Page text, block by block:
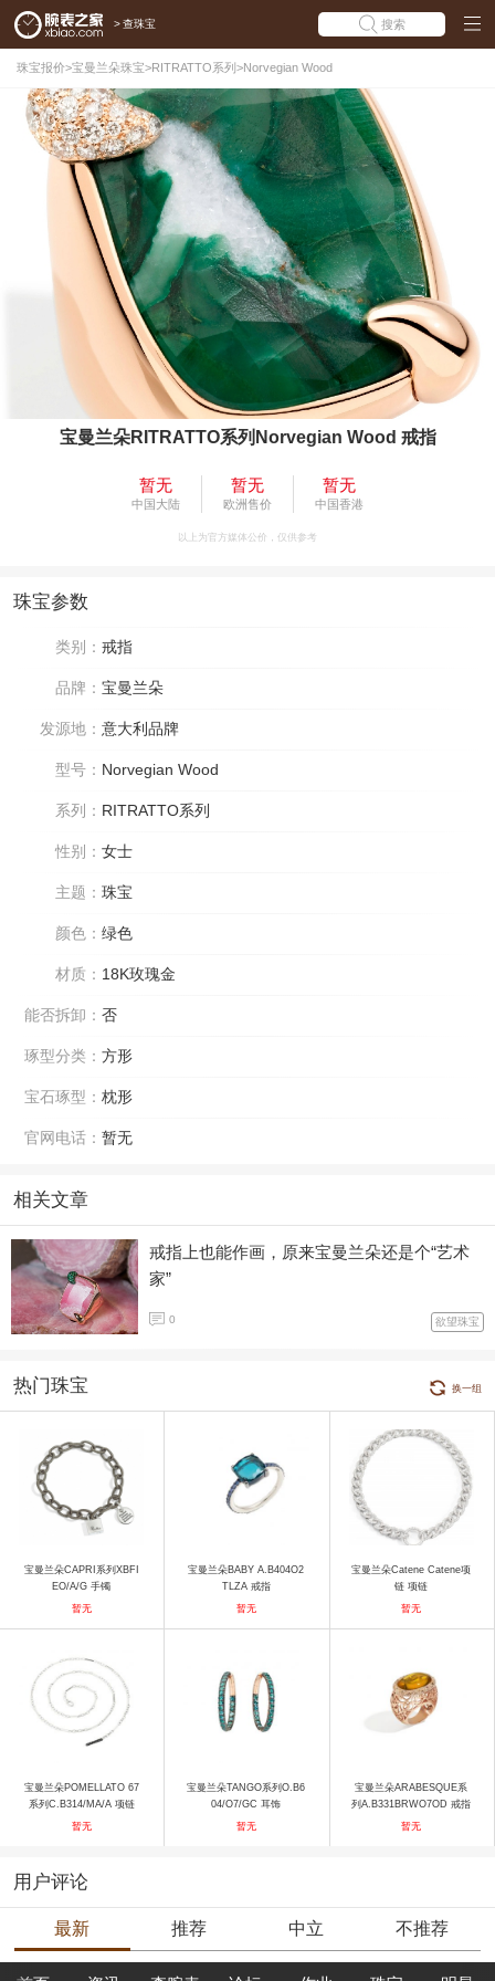
> 查珠宝 搜索
珠宝报价>宝曼兰朵珠宝>RITRATTO系列 >Norvegian Wood
宝曼兰朵RITRATTO系列Norvegian Wood 戒指
暂无
中国大陆
暂无
欧洲售价
暂无
中国香港
以上为官方媒体公价，仅供参考
珠宝参数
类别： 戒指
品牌： 宝曼兰朵
发源地： 意大利品牌
型号： Norvegian Wood
系列： RITRATTO系列
性别： 女士
主题： 珠宝
颜色： 绿色
材质： 18K玫瑰金
能否拆卸： 否
琢型分类： 方形
宝石琢型： 枕形
官网电话： 暂无
相关文章
戒指上也能作画，原来宝曼兰朵还是个“艺术
家”
0 欲望珠宝
热门珠宝 换一组
宝曼兰朵CAPRI系列XBFI
EO/A/G 手镯
暂无
宝曼兰朵BABY A.B404O2
TLZA 戒指
暂无
宝曼兰朵Catene Catene项
链 项链
暂无
宝曼兰朵POMELLATO 67
系列C.B314/MA/A 项链
暂无
宝曼兰朵TANGO系列O.B6
04/O7/GC 耳饰
暂无
宝曼兰朵ARABESQUE系
列A.B331BRWO7OD 戒指
暂无
用户评论
最新 推荐 中立 不推荐